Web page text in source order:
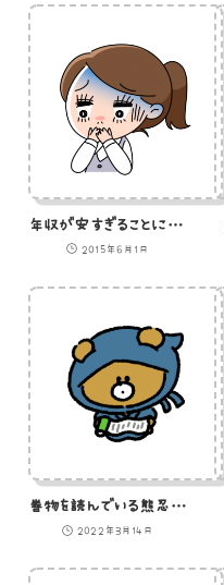
年収が安すぎることに気づいたOLのイラスト
2015年6月1日
巻物を読んでいる熊忍者のイラスト
2022年3月14日